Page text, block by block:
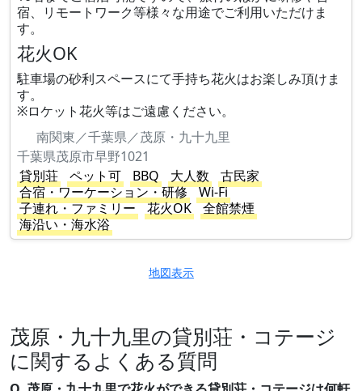
宿、リモートワーク等様々な用途でご利用いただけま
す。
花火OK
駐車場の砂利スペースにて手持ち花火はお楽しみ頂けま
す。
※ロケット花火等はご遠慮ください。
南関東／千葉県／茂原・九十九里
千葉県茂原市早野1021
貸別荘
ペット可 BBQ 大人数
古民家
合宿・ワーケーション・研修
Wi-Fi
子連れ・ファミリー
花火OK
全館禁煙
海沿い・海水浴
地図表示
茂原・九十九里の貸別荘・コテージ
に関するよくある質問